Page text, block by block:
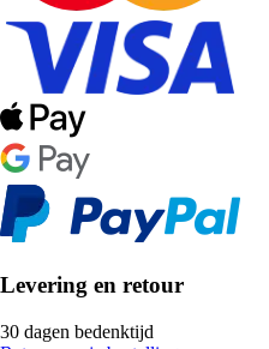
Levering en retour
30 dagen bedenktijd